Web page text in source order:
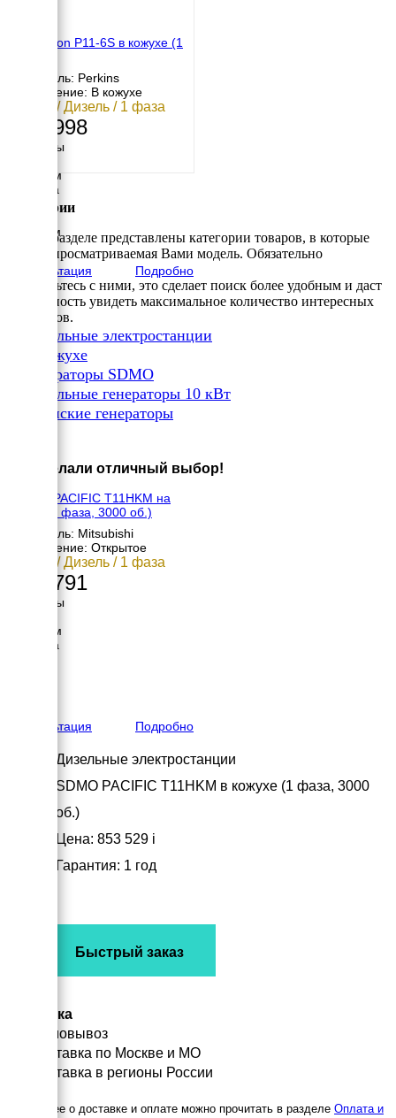
FG Wilson P11-6S в кожухе (1
Двигатель: Perkins
Исполнение: В кожухе
10 кВт / Дизель / 1 фаза
985 998
Размеры
1704 мм
Ширина
1104 мм
Консультация
Подробно
SDMO PACIFIC T11HKM на
раме (1 фаза, 3000 об.)
Двигатель: Mitsubishi
Исполнение: Открытое
10 кВт / Дизель / 1 фаза
701 791
Размеры
1220 мм
Ширина
Консультация
Подробно
Категории
В этом разделе представлены категории товаров, в которые
входит просматриваемая Вами модель. Обязательно
ознакомьтесь с ними, это сделает поиск более удобным и даст
возможность увидеть максимальное количество интересных
вариантов.
Дизельные электростанции
В кожухе
Генераторы SDMO
Дизельные генераторы 10 кВт
Японские генераторы
Вы сделали отличный выбор!
Дизельные электростанции
SDMO PACIFIC T11HKM в кожухе (1 фаза, 3000
об.)
Цена: 853 529 i
Гарантия: 1 год
Быстрый заказ
Доставка
Самовывоз
Доставка по Москве и МО
Доставка в регионы России
Подробнее о доставке и оплате можно прочитать в разделе Оплата и